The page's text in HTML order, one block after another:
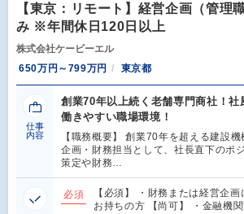
【東京：リモート】経営企画（管理
み ※年間休日120日以上
株式会社ケービーエル
650万円～799万円
東京都
仕事
内容
創業70年以上続く老舗専門商社！社
働きやすい職場環境！
【職務概要】 創業70年を超える建設
企画・財務担当として、社長直下のポ
策定や財務…
必須
【必須】 ・財務または経営企
お持ちの方 【尚可】 ・金融機